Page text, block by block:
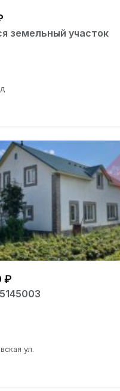
земельный участок
₽
ул.